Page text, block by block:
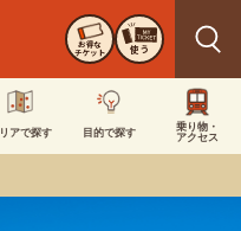
お得な
チケット 使う
アで探す 目的で探す
乗り物・
アクセス